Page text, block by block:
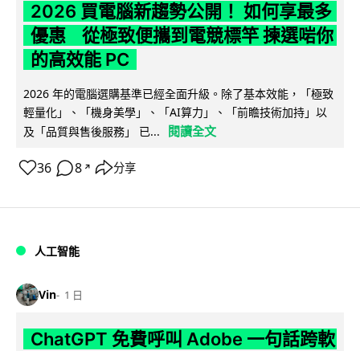
2026 買電腦新趨勢公開！ 如何享最多
優惠 從極致便攜到電競標竿 揀選啱你
的高效能 PC
2026 年的電腦選購基準已經全面升級。除了基本效能，「極致
輕量化」、「機身美學」、「AI算力」、「前瞻技術加持」以
及「品質與售後服務」 已...
閱讀全文
36 8 ↗ 分享
人工智能
Vin 1 日
ChatGPT 免費呼叫 Adobe 一句話跨軟